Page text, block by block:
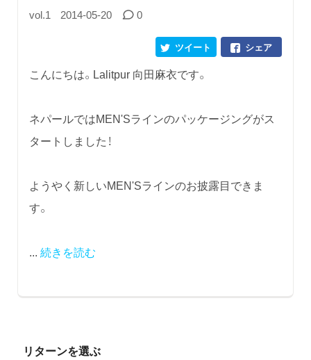
vol.1 2014-05-20 0
シェア
ツイート
こんにちは。Lalitpur 向田麻衣です。
ネパールではMEN'Sラインのパッケージングがス
タートしました！
ようやく新しいMEN'Sラインのお披露目できま
す。
... 続きを読む
リターンを選ぶ